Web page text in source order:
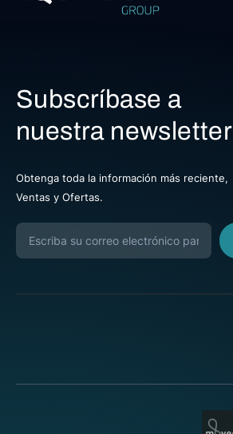
Subscríbase a
nuestra newsletter
Obtenga toda la información más reciente,
Ventas y Ofertas.